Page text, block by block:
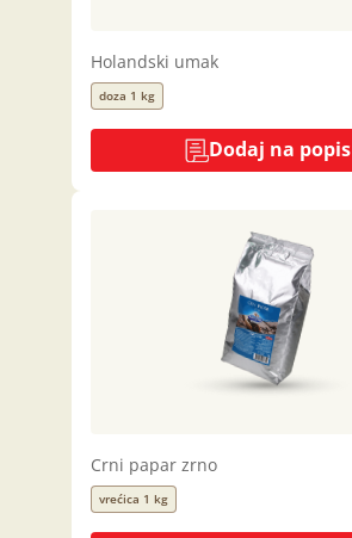
Holandski umak
doza 1 kg
Dodaj na popis
Crni papar zrno
vrećica 1 kg